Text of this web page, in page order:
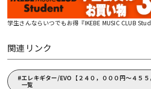
学生さんならいつでもお得『IKEBE MUSIC CLUB
関連リンク
エレキギター/EVO【２４０，０００円～４５
一覧